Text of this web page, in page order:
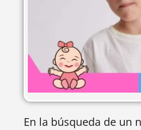
En la búsqueda de un